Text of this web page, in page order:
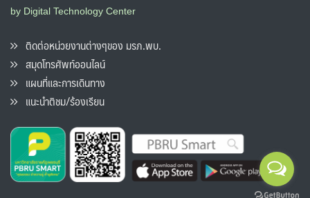
by Digital Technology Center
ติดต่อหน่วยงานต่างๆของ มรภ.พบ.
สมุดโทรศัพท์ออนไลน์
แผนที่และการเดินทาง
แนะนำติชม/ร้องเรียน